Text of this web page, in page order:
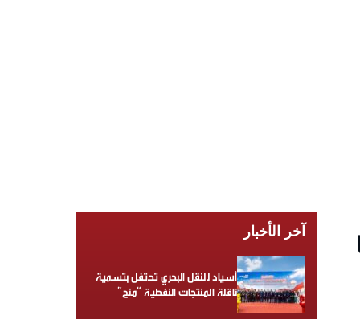
آخر الأخبار
أسياد للنقل البحري تحتفل بتسمية
ناقلة المنتجات النفطية “منح”